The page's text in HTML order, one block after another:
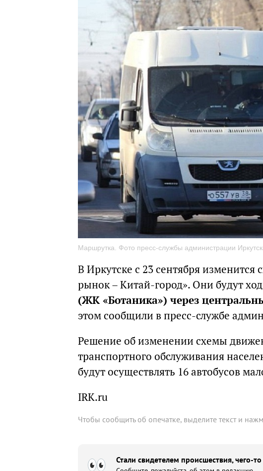
Маршрутка. Фото пресс-службы администрации
В Иркутске с 23 сентября
рынок – Китай-город». Они будут
(ЖК «Ботаника») через
этом сообщили в пресс-службе
Решение об изменении схемы
транспортного обслуживания
будут осуществлять 16 автобусов
IRK.ru
Чтобы сообщить об опечатке, выделите текст и
Стали свидетелем происшествия, чего-